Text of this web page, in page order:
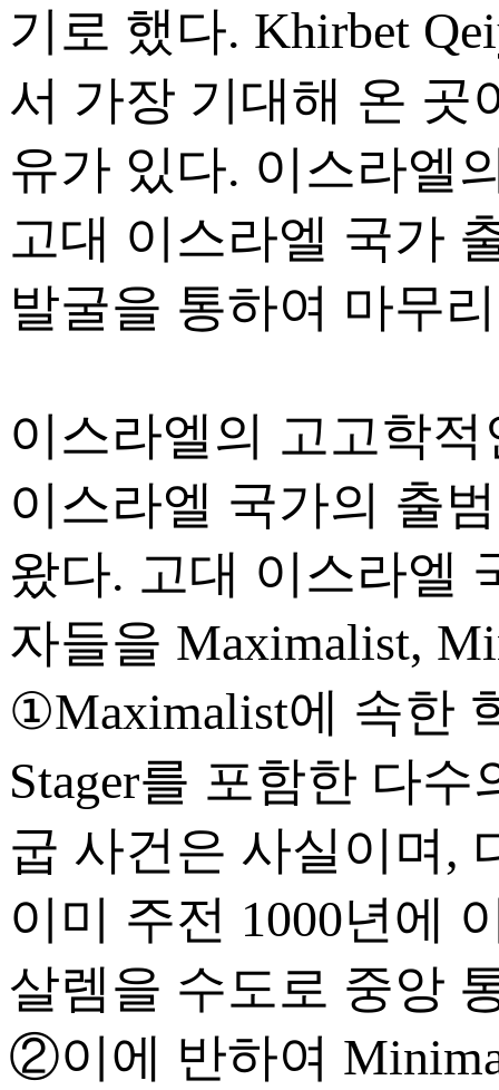
기로 했다. Khirbet
서 가장 기대해 온 곳
유가 있다. 이스라엘
고대 이스라엘 국가
발굴을 통하여 마무
이스라엘의 고고학
이스라엘 국가의 출
왔다. 고대 이스라엘
자들을 Maximalist,
①Maximalist에 속한
Stager를 포함한 다
굽 사건은 사실이며,
이미 주전 1000년에
살렘을 수도로 중앙
②이에 반하여